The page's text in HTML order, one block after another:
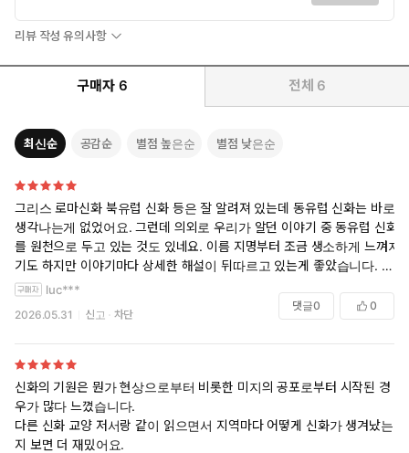
리뷰 작성 유의사항
구매자 6 전체 6
최신순 공감순 별점 높은순 별점 낮은순
그리스 로마신화 북유럽 신화 등은 잘 알려져 있는데 동유럽 신화는 바로
생각나는게 없었어요. 그런데 의외로 우리가 알던 이야기 중 동유럽 신화
를 원천으로 두고 있는 것도 있네요. 이름 지명부터 조금 생소하게 느껴지
기도 하지만 이야기마다 상세한 해설이 뒤따르고 있는게 좋았습니다. 그
리고 중간중간 있는 일러스트도 인상적이었어요.
luc***
2026.05.31 신고 차단
댓글0 0
신화의 기원은 뭔가 현상으로부터 비롯한 미지의 공포로부터 시작된 경
우가 많다 느꼈습니다.
다른 신화 교양 저서랑 같이 읽으면서 지역마다 어떻게 신화가 생겨났는
지 보면 더 재밌어요.